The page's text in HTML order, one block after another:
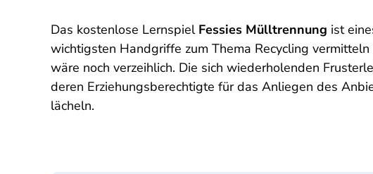
Das kostenlose Lernspiel Fessies Mülltrennung ist
wichtigsten Handgriffe zum Thema Recycling
wäre noch verzeihlich. Die sich wiederholenden
deren Erziehungsberechtigte für das Anliegen des
lächeln.